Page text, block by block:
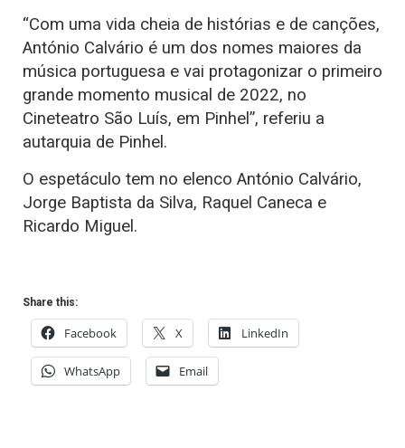
“Com uma vida cheia de histórias e de canções,
António Calvário é um dos nomes maiores da
música portuguesa e vai protagonizar o primeiro
grande momento musical de 2022, no
Cineteatro São Luís, em Pinhel”, referiu a
autarquia de Pinhel.
O espetáculo tem no elenco António Calvário,
Jorge Baptista da Silva, Raquel Caneca e
Ricardo Miguel.
Share this:
Facebook X LinkedIn
WhatsApp Email